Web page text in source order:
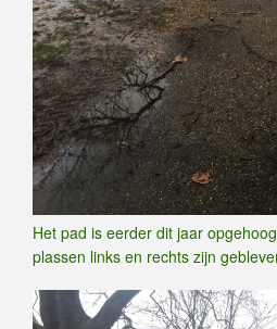
Het pad is eerder dit jaar
plassen links en rechts zijn